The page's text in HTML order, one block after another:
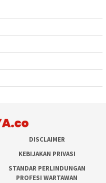
DISCLAIMER
KEBIJAKAN PRIVASI
STANDAR PERLINDUNGAN
PROFESI WARTAWAN